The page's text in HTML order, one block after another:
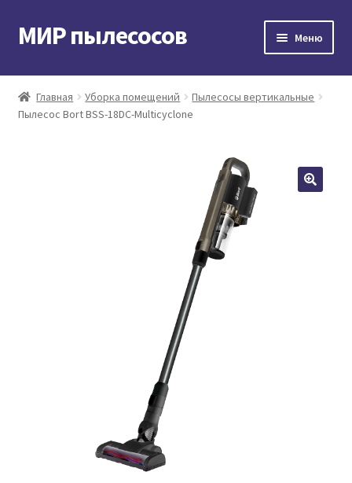
Перейти
к
Перейти
к
МИР пылесосов Меню
Главная
Мой аккаунт
Главная Уборка помещений
Пылесосы вертикальные
Пылесос Bort BSS-18DC-Multicyclone